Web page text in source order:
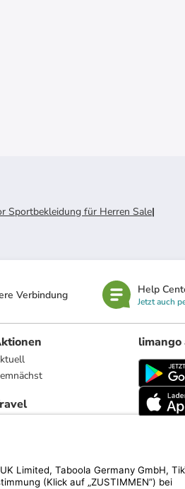
Sportbekleidung für Herren Sale|
Verbindung Help
Jetzt auch
limango